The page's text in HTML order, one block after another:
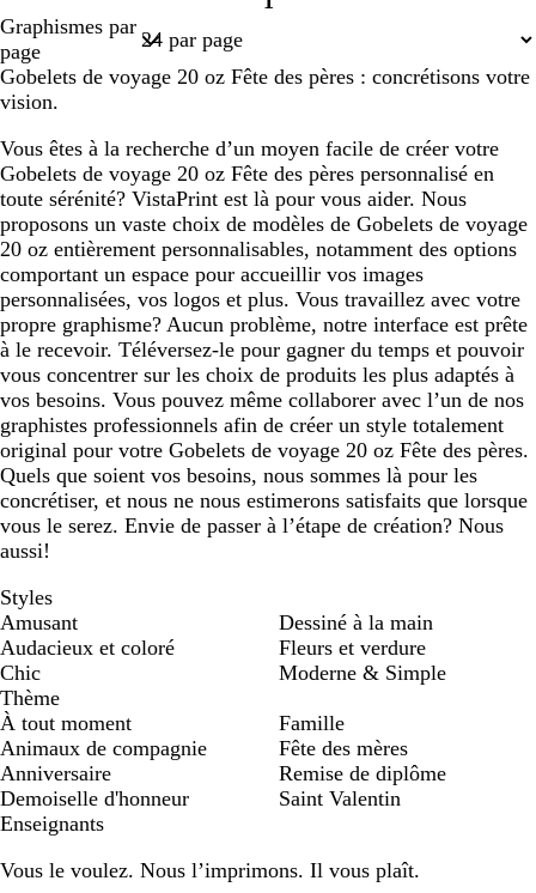
Page
Graphismes par
page
Gobelets de voyage 20 oz Fête des pères : concrétisons votre
vision.
Vous êtes à la recherche d’un moyen facile de créer votre
Gobelets de voyage 20 oz Fête des pères personnalisé en
toute sérénité? VistaPrint est là pour vous aider. Nous
proposons un vaste choix de modèles de Gobelets de voyage
20 oz entièrement personnalisables, notamment des options
comportant un espace pour accueillir vos images
personnalisées, vos logos et plus. Vous travaillez avec votre
propre graphisme? Aucun problème, notre interface est prête
à le recevoir. Téléversez-le pour gagner du temps et pouvoir
vous concentrer sur les choix de produits les plus adaptés à
vos besoins. Vous pouvez même collaborer avec l’un de nos
graphistes professionnels afin de créer un style totalement
original pour votre Gobelets de voyage 20 oz Fête des pères.
Quels que soient vos besoins, nous sommes là pour les
concrétiser, et nous ne nous estimerons satisfaits que lorsque
vous le serez. Envie de passer à l’étape de création? Nous
aussi!
Styles
Amusant
Audacieux et coloré
Chic
Dessiné à la main
Fleurs et verdure
Moderne & Simple
Thème
À tout moment
Animaux de compagnie
Anniversaire
Demoiselle d'honneur
Enseignants
Famille
Fête des mères
Remise de diplôme
Saint Valentin
Vous le voulez. Nous l’imprimons. Il vous plaît.